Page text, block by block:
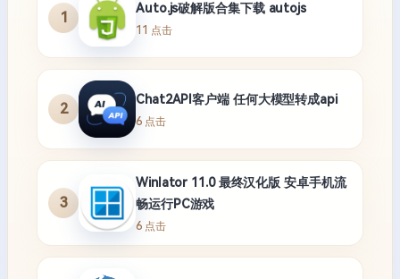
1
Auto.js破解版合集下载 autojs
11 点击
2
Chat2API客户端 任何大模型转成api
6 点击
3
Winlator 11.0 最终汉化版 安卓手机流
畅运行PC游戏
6 点击